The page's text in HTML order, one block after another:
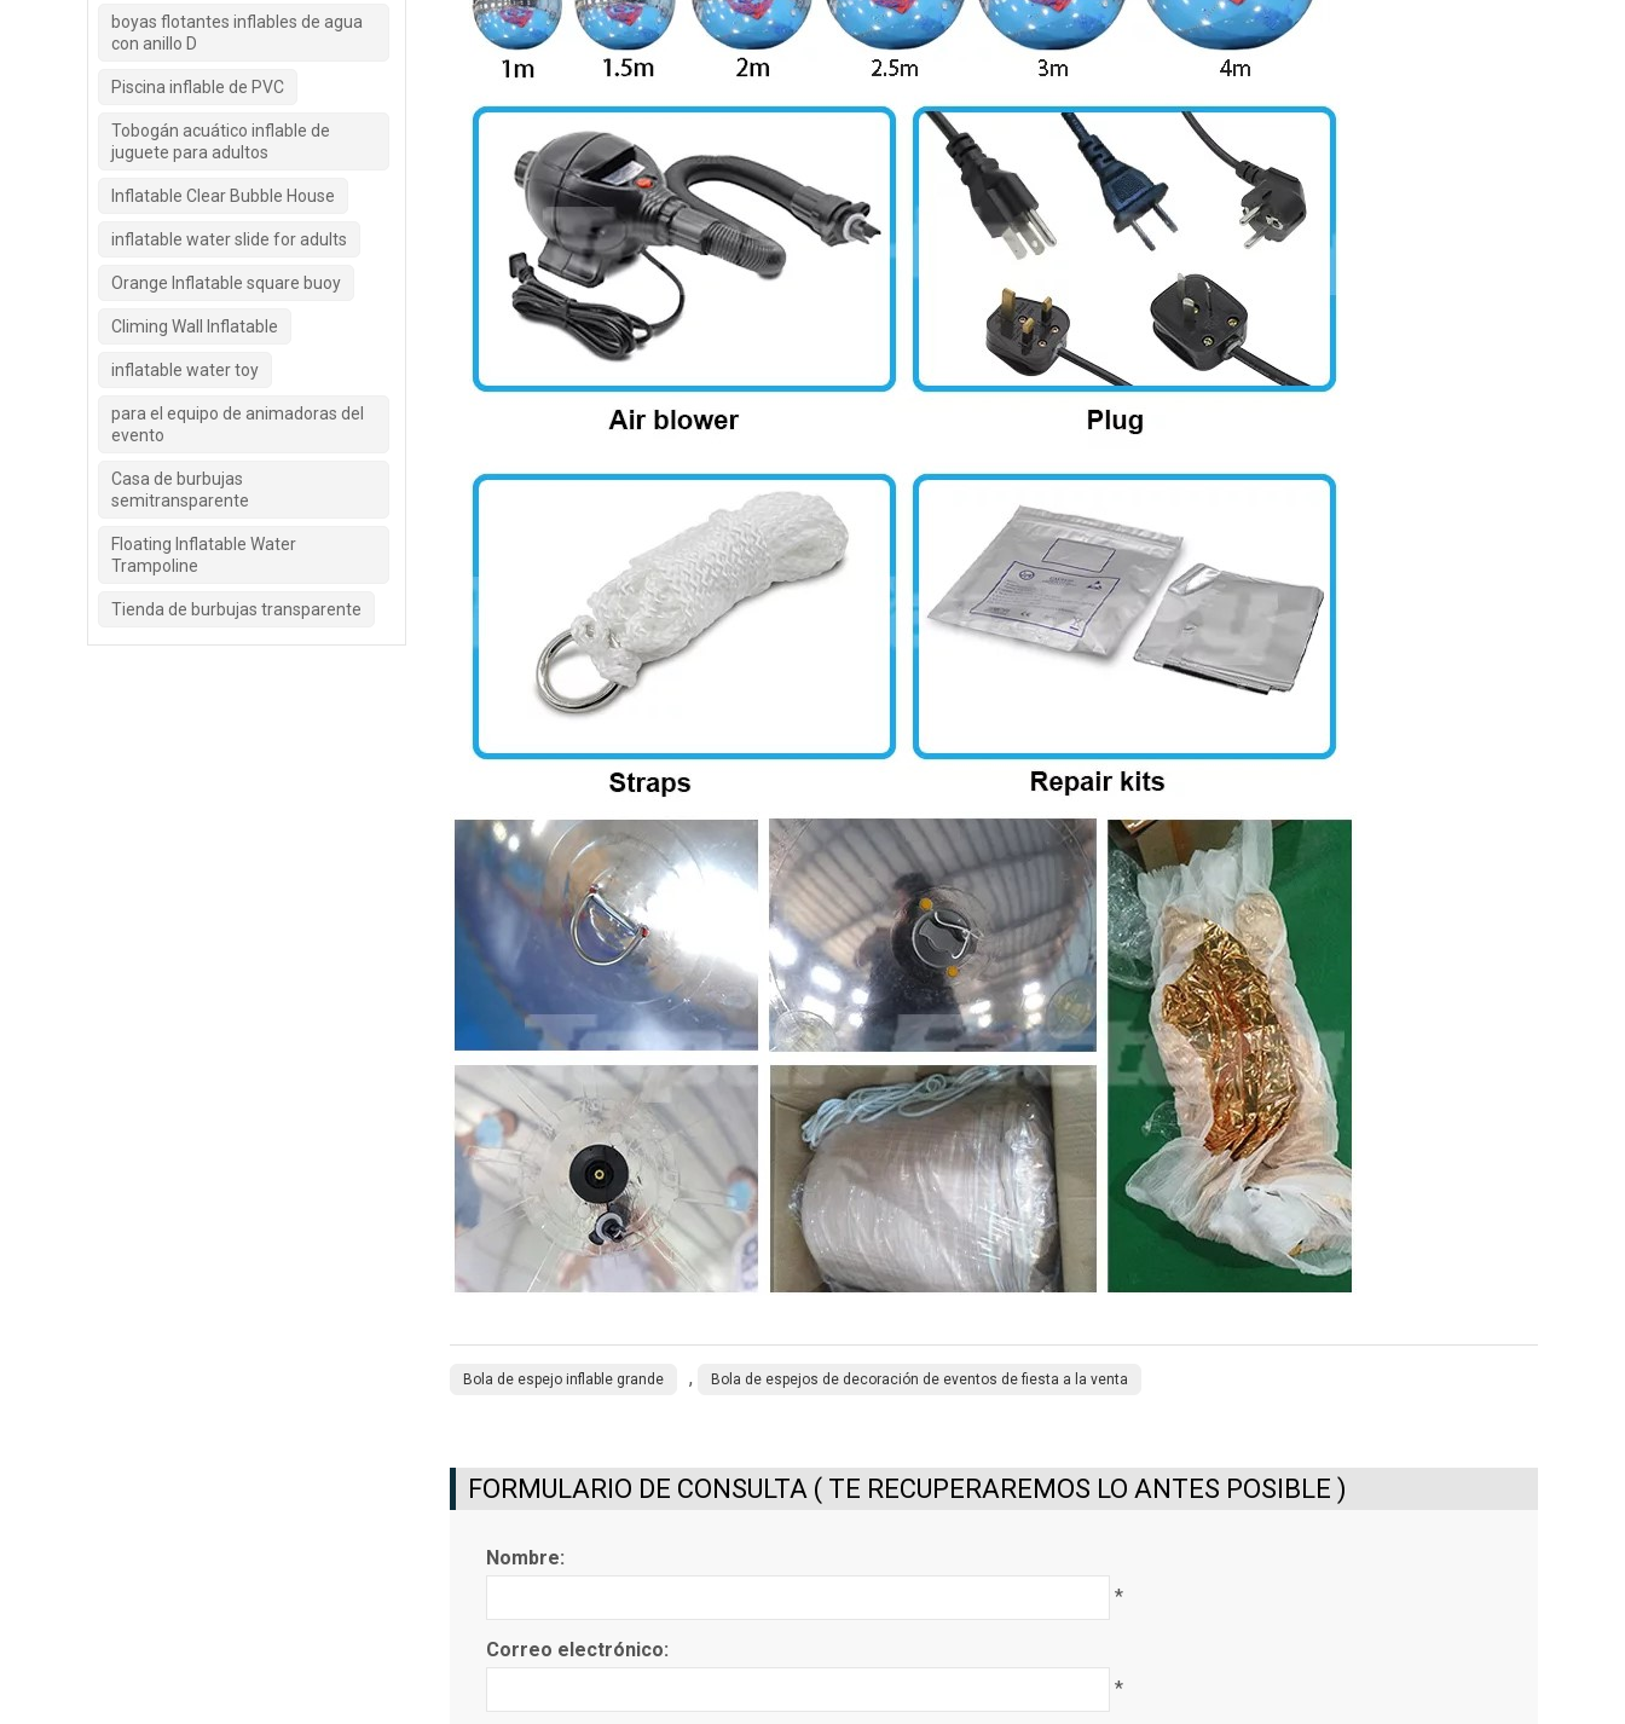
Bola de espejo inflable grande , Bola de espejos de decoración de eventos de fiesta a la venta
FORMULARIO DE CONSULTA ( TE RECUPERAREMOS LO ANTES POSIBLE )
Nombre:
*
Correo electrónico:
*
boyas flotantes inflables de agua
con anillo D
Piscina inflable de PVC
Tobogán acuático inflable de
juguete para adultos
Inflatable Clear Bubble House
inflatable water slide for adults
Orange Inflatable square buoy
Climing Wall Inflatable
inflatable water toy
para el equipo de animadoras del
evento
Casa de burbujas
semitransparente
Floating Inflatable Water
Trampoline
Tienda de burbujas transparente